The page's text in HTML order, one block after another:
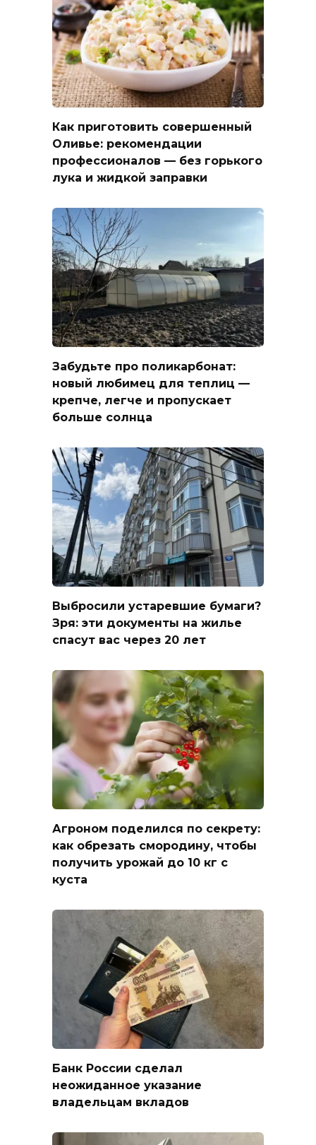
Как приготовить совершенный
Оливье: рекомендации
профессионалов — без горького
лука и жидкой заправки
Забудьте про поликарбонат:
новый любимец для теплиц —
крепче, легче и пропускает
больше солнца
Выбросили устаревшие бумаги?
Зря: эти документы на жилье
спасут вас через 20 лет
Агроном поделился по секрету:
как обрезать смородину, чтобы
получить урожай до 10 кг с
куста
Банк России сделал
неожиданное указание
владельцам вкладов